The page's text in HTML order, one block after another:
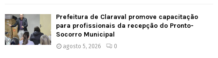
Prefeitura de Claraval promove capacitação
para profissionais da recepção do Pronto-
Socorro Municipal
agosto 5, 2026 0